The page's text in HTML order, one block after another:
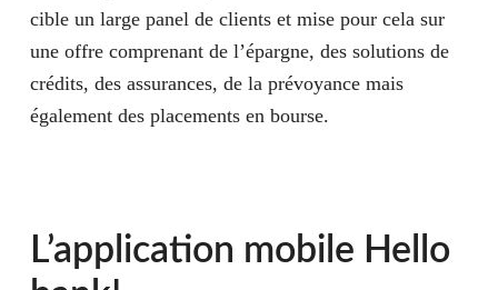
cible un large panel de clients et mise pour cela sur
une offre comprenant de l’épargne, des solutions de
crédits, des assurances, de la prévoyance mais
également des placements en bourse.
L’application mobile Hello